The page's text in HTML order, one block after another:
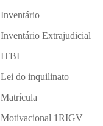
Inventário
Inventário Extrajudicial
ITBI
Lei do inquilinato
Matrícula
Motivacional 1RIGV